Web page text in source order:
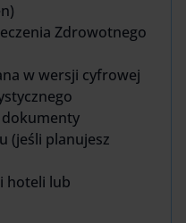
Zdrowotnego
w wersji cyfrowej
(jeśli planujesz
hoteli lub